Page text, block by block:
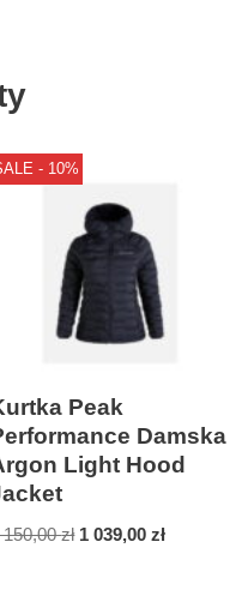
- 10%
Peak
Damska
Light Hood
150,00zł 1 039,00zł